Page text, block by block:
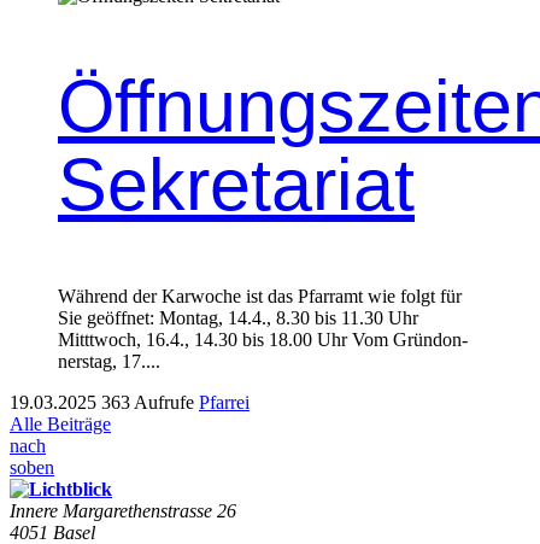
Sekretariat
Während der Kar­woche ist das Pfar­ramt wie fol­gt für
Sie geöffnet: Mon­tag, 14.4., 8.30 bis 11.30 Uhr
Mitttwoch, 16.4., 14.30 bis 18.00 Uhr Vom Grün­don­
ner­stag, 17....
19.03.2025 363 Aufrufe Pfarrei
Alle Beiträge
nach
soben
Innere Mar­garethen­strasse 26
4051 Basel